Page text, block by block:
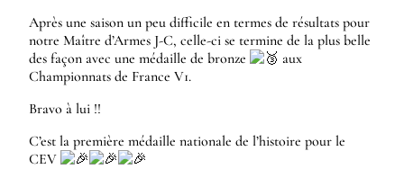
Après une saison un peu difficile en termes de résultats pour
notre Maître d’Armes J-C, celle-ci se termine de la plus belle
des façon avec une médaille de bronze
aux
Championnats de France V1.
Bravo à lui !!
C’est la première médaille nationale de l’histoire pour le
CEV